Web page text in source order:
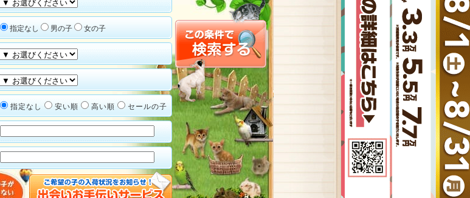
指定なし 男の子 女の子
指定なし 安い順 高い順 セールの子